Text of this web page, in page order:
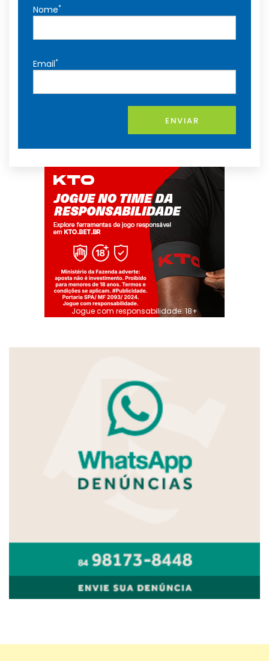
Nome*
Email*
ENVIAR
Jogue com responsabilidade. 18+